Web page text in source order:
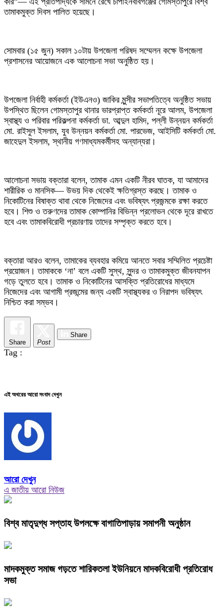
তামাকমুক্ত দিবস পালিত হয়েছে।
সোমবার (১৫ জুন) সকাল ১০টায় উপজেলা পরিষদ সম্মেলন কক্ষে উপজেলা
প্রশাসনের আয়োজনে এক আলোচনা সভা অনুষ্ঠিত হয়।
উপজেলা নির্বাহী কর্মকর্তা (ইউএনও) জাকির মুন্সীর সভাপতিত্বে অনুষ্ঠিত সভায়
উপস্থিত ছিলেন গোমস্তাপুর থানার ভারপ্রাপ্ত কর্মকর্তা নূরে আলম, উপজেলা
স্বাস্থ্য ও পরিবার পরিকল্পনা কর্মকর্তা ডা. আব্দুল হামিদ, পল্লী উন্নয়ন কর্মকর্তা
মো. রাইসুল ইসলাম, যুব উন্নয়ন কর্মকর্তা মো. পারভেজ, আইসিটি কর্মকর্তা মো.
জাহেদুল ইসলাম, স্থানীয় গণমাধ্যমকর্মীসহ অন্যান্যরা।
আলোচনা সভায় বক্তারা বলেন, তামাক এমন একটি নীরব ঘাতক, যা আমাদের
শারীরিক ও মানসিক— উভয় দিক থেকেই ক্ষতিগ্রস্ত করছে। তামাক ও
নিকোটিনের বিষাক্ত থাবা থেকে নিজেদের এবং ভবিষ্যৎ প্রজন্মকে রক্ষা করতে
হবে। শিশু ও তরুণদের তামাক কোম্পানির বিভিন্ন প্রলোভন থেকে দূরে রাখতে
হবে এবং তামাকবিরোধী প্রচারণায় তাদের সম্পৃক্ত করতে হবে।
বক্তারা আরও বলেন, তামাকের ব্যবহার কমিয়ে আনতে সবার সম্মিলিত প্রচেষ্টা
প্রয়োজন। তামাককে ‘না’ বলে একটি সুস্থ, সুন্দর ও তামাকমুক্ত জীবনযাপন
গড়ে তুলতে হবে। তামাক ও নিকোটিনের আসক্তি প্রতিরোধের মাধ্যমে
নিজেদের এবং আগামী প্রজন্মের জন্য একটি স্বাস্থ্যকর ও নিরাপদ ভবিষ্যৎ
নিশ্চিত করা সম্ভব।
Share Post
Share
Tag :
এই অথরের আরো সংবাদ দেখুন
আরো দেখুন
এ জাতীয় আরো নিউজ
বিশ্ব মাতৃদুগ্ধ সপ্তাহ উপলক্ষে বাগাতিপাড়ায় সমাপনী অনুষ্ঠান
মাদকমুক্ত সমাজ গড়তে শারিকতলা ইউনিয়নে মাদকবিরোধী প্রতিরোধ
সভা